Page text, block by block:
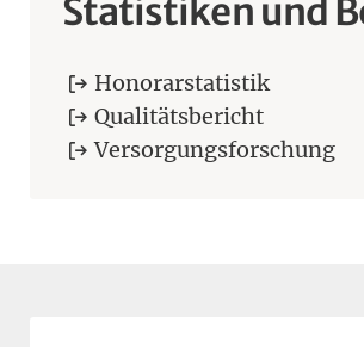
Statistiken und
Honorarstatistik
Qualitätsbericht
Versorgungsforschung